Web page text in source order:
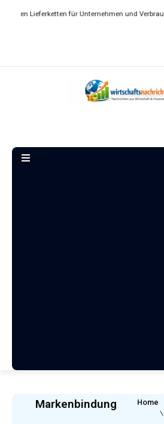
für Unternehmen und Verbraucher…
Markenbindung Home